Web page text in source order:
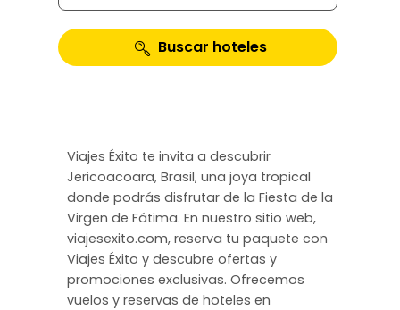
Buscar hoteles
Viajes Éxito te invita a descubrir
Jericoacoara, Brasil, una joya tropical
donde podrás disfrutar de la Fiesta de la
Virgen de Fátima. En nuestro sitio web,
viajesexito.com, reserva tu paquete con
Viajes Éxito y descubre ofertas y
promociones exclusivas. Ofrecemos
vuelos y reservas de hoteles en